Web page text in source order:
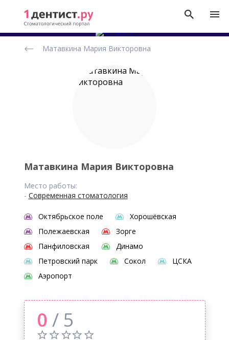
стоматологов
Матавкина Мария Викторовна
Матавкина Мария Викторовна
Место работы:
- Современная стоматология
Октябрьское поле
Хорошёвская
Полежаевская
Зорге
Панфиловская
Динамо
Петровский парк
Сокол
ЦСКА
Аэропорт
0 / 5